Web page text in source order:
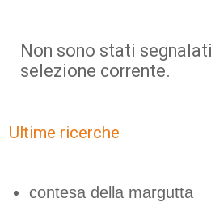
Non sono stati
selezione corrente.
Ultime ricerche
contesa della margutta